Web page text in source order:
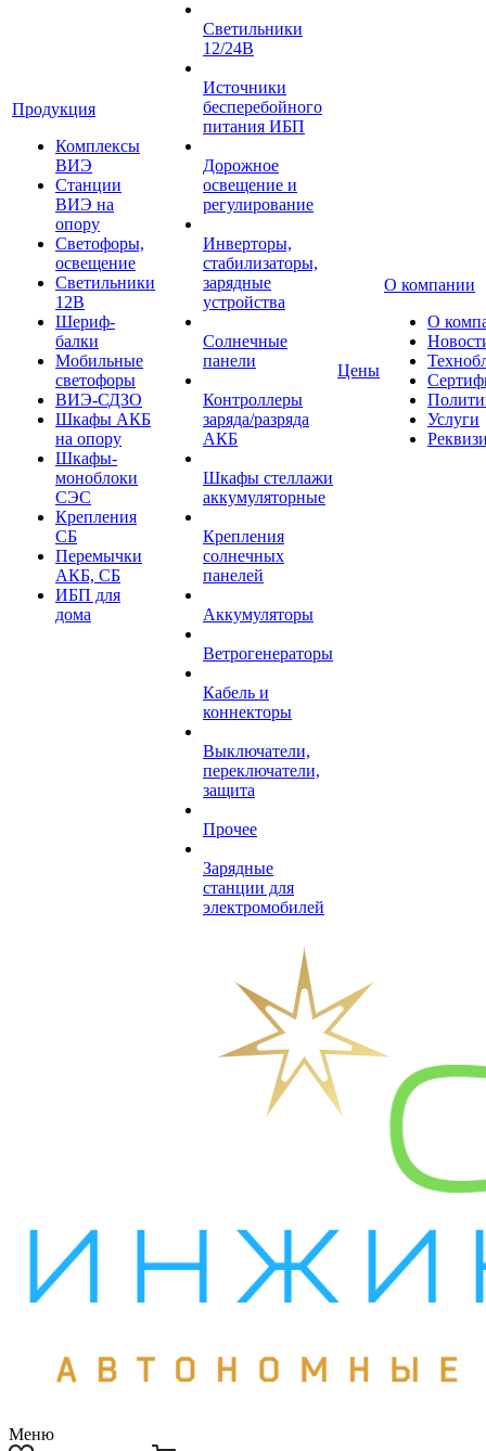
Продукция
Комплексы
ВИЭ
Станции
ВИЭ на
опору
Светофоры,
освещение
Светильники
12В
Шериф-
балки
Мобильные
светофоры
ВИЭ-СДЗО
Шкафы АКБ
на опору
Шкафы-
моноблоки
СЭС
Крепления
СБ
Перемычки
АКБ, СБ
ИБП для
дома
Светильники
12/24В
Источники
бесперебойного
питания ИБП
Дорожное
освещение и
регулирование
Инверторы,
стабилизаторы,
зарядные
устройства
Солнечные
панели
Контроллеры
заряда/разряда
АКБ
Шкафы стеллажи
аккумуляторные
Крепления
солнечных
панелей
Аккумуляторы
Ветрогенераторы
Кабель и
коннекторы
Выключатели,
переключатели,
защита
Прочее
Зарядные
станции для
электромобилей
Цены
О компании
О
Услуги
Меню